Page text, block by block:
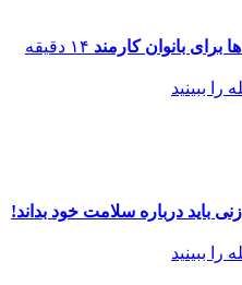
برای بانوان کارمند
۱۴ دقیقه
را ببینید
باید درباره سلامت خود بداند!
را ببینید